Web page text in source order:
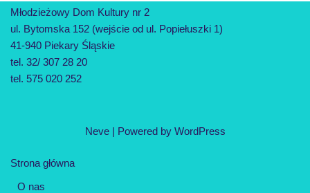
Młodzieżowy Dom Kultury nr 2
ul. Bytomska 152 (wejście od ul. Popiełuszki 1)
41-940 Piekary Śląskie
tel. 32/ 307 28 20
tel. 575 020 252
Neve| Powered by WordPress
Strona główna
O nas